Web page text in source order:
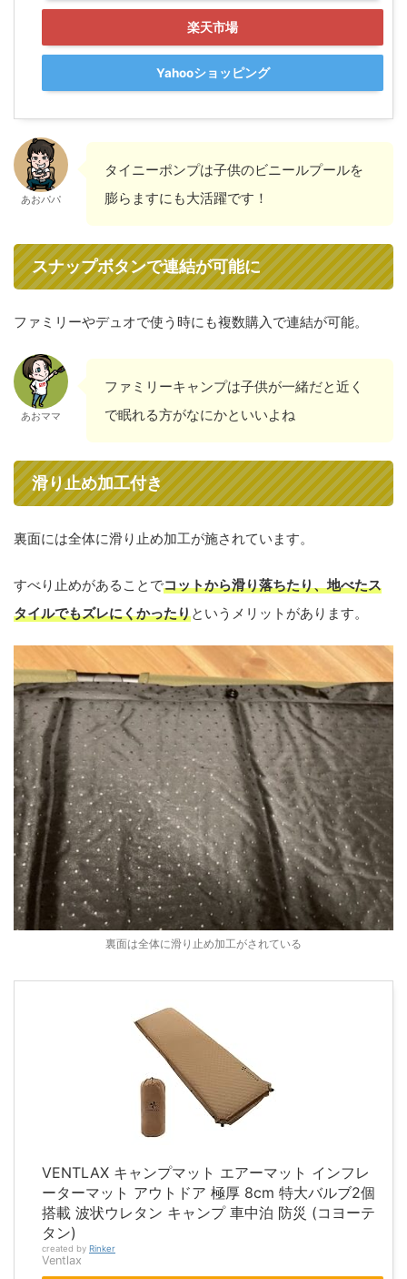
楽天市場
Yahooショッピング
あおパパ
タイニーポンプは子供のビニールプールを
膨らますにも大活躍です！
スナップボタンで連結が可能に
ファミリーやデュオで使う時にも複数購入で連結が可能。
あおママ
ファミリーキャンプは子供が一緒だと近く
で眠れる方がなにかといいよね
滑り止め加工付き
裏面には全体に滑り止め加工が施されています。
すべり止めがあることでコットから滑り落ちたり、地べたス
タイルでもズレにくかったりというメリットがあります。
裏面は全体に滑り止め加工がされている
VENTLAX キャンプマット エアーマット インフレ
ーターマット アウトドア 極厚 8cm 特大バルブ2個
搭載 波状ウレタン キャンプ 車中泊 防災 (コヨーテ
タン)
created by Rinker
Ventlax